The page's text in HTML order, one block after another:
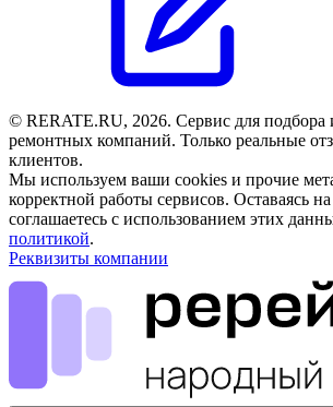
© RERATE.RU, 2026. Сервис для подбора
ремонтных компаний. Только реальные
клиентов.
Мы используем ваши cookies и прочие
корректной работы сервисов. Оставаясь
соглашаетесь с использованием этих
политикой.
Реквизиты компании